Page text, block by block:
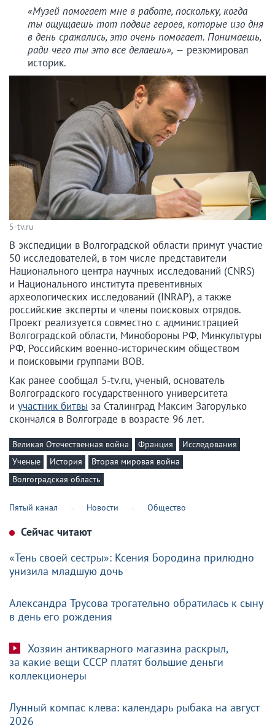
«Музей помогает мне в работе, поскольку, когда
ты ощущаешь тот подвиг героев, которые изо дня
в день сражались, это очень помогает. Понимаешь,
ради чего ты это все делаешь», — резюмировал
историк.
5-tv.ru
В экспедиции в Волгоградской области примут участие
50 исследователей, в том числе представители
Национального центра научных исследований (CNRS)
и Национального института превентивных
археологических исследований (INRAP), а также
российские эксперты и члены поисковых отрядов.
Проект реализуется совместно с администрацией
Волгоградской области, Минобороны РФ, Минкультуры
РФ, Российским военно-историческим обществом
и поисковыми группами ВОВ.
Как ранее сообщал 5-tv.ru, ученый, основатель
Волгоградского государственного университета
и участник битвы за Сталинград Максим Загорулько
скончался в Волгограде в возрасте 96 лет.
Великая Отечественная война Франция
Исследования
Ученые
История
Вторая мировая война
Волгоградская область
Пятый канал Новости Общество
Сейчас читают
«Тень своей сестры»: Ксения Бородина прилюдно
унизила младшую дочь
Александра Трусова трогательно обратилась к сыну
в день его рождения
Хозяин антикварного магазина раскрыл,
за какие вещи СССР платят большие деньги
коллекционеры
Лунный компас клева: календарь рыбака на август
2026